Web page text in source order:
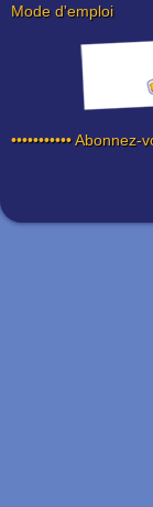
Mode d'emploi
•••••••••••